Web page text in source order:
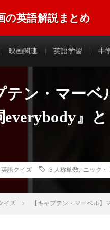
の英語解説まとめ
映画関連 英語学習 中
テン・マーベ
everybody』
英語クイズ ３人称単数 ニック・
イズ 【キャプテン・マーベル